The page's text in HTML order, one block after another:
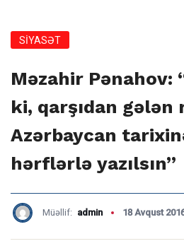
SİYASƏT
Məzahir Pənahov:
ki, qarşıdan
Azərbaycan
hərflərlə yazılsın”
Müəllif: admin 18 Avqust